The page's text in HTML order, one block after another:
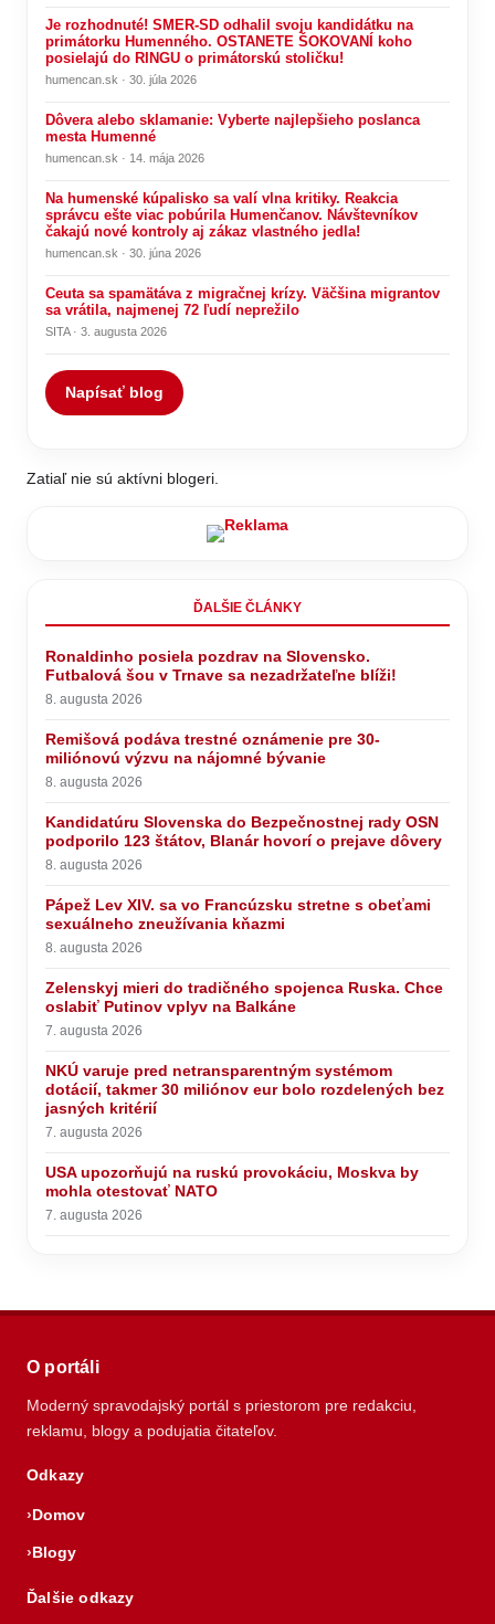
Je rozhodnuté! SMER-SD odhalil svoju kandidátku na
primátorku Humenného. OSTANETE ŠOKOVANÍ koho
posielajú do RINGU o primátorskú stoličku!
humencan.sk · 30. júla 2026
Dôvera alebo sklamanie: Vyberte najlepšieho poslanca
mesta Humenné
humencan.sk · 14. mája 2026
Na humenské kúpalisko sa valí vlna kritiky. Reakcia
správcu ešte viac pobúrila Humenčanov. Návštevníkov
čakajú nové kontroly aj zákaz vlastného jedla!
humencan.sk · 30. júna 2026
Ceuta sa spamätáva z migračnej krízy. Väčšina migrantov
sa vrátila, najmenej 72 ľudí neprežilo
SITA · 3. augusta 2026
Napísať blog
Zatiaľ nie sú aktívni blogeri.
ĎALŠIE ČLÁNKY
Ronaldinho posiela pozdrav na Slovensko.
Futbalová šou v Trnave sa nezadržateľne blíži!
8. augusta 2026
Remišová podáva trestné oznámenie pre 30-
miliónovú výzvu na nájomné bývanie
8. augusta 2026
Kandidatúru Slovenska do Bezpečnostnej rady OSN
podporilo 123 štátov, Blanár hovorí o prejave dôvery
8. augusta 2026
Pápež Lev XIV. sa vo Francúzsku stretne s obeťami
sexuálneho zneužívania kňazmi
8. augusta 2026
Zelenskyj mieri do tradičného spojenca Ruska. Chce
oslabiť Putinov vplyv na Balkáne
7. augusta 2026
NKÚ varuje pred netransparentným systémom
dotácií, takmer 30 miliónov eur bolo rozdelených bez
jasných kritérií
7. augusta 2026
USA upozorňujú na ruskú provokáciu, Moskva by
mohla otestovať NATO
7. augusta 2026
O portáli
Moderný spravodajský portál s priestorom pre redakciu,
reklamu, blogy a podujatia čitateľov.
Odkazy
Domov
Blogy
Ďalšie odkazy